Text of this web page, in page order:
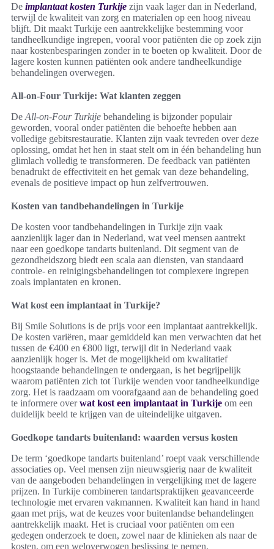
De implantaat kosten Turkije zijn vaak lager dan in Nederland,
terwijl de kwaliteit van zorg en materialen op een hoog niveau
blijft. Dit maakt Turkije een aantrekkelijke bestemming voor
tandheelkundige ingrepen, vooral voor patiënten die op zoek zijn
naar kostenbesparingen zonder in te boeten op kwaliteit. Door de
lagere kosten kunnen patiënten ook andere tandheelkundige
behandelingen overwegen.
All-on-Four Turkije: Wat klanten zeggen
De All-on-Four Turkije behandeling is bijzonder populair
geworden, vooral onder patiënten die behoefte hebben aan
volledige gebitsrestauratie. Klanten zijn vaak tevreden over deze
oplossing, omdat het hen in staat stelt om in één behandeling hun
glimlach volledig te transformeren. De feedback van patiënten
benadrukt de effectiviteit en het gemak van deze behandeling,
evenals de positieve impact op hun zelfvertrouwen.
Kosten van tandbehandelingen in Turkije
De kosten voor tandbehandelingen in Turkije zijn vaak
aanzienlijk lager dan in Nederland, wat veel mensen aantrekt
naar een goedkope tandarts buitenland. Dit segment van de
gezondheidszorg biedt een scala aan diensten, van standaard
controle- en reinigingsbehandelingen tot complexere ingrepen
zoals implantaten en kronen.
Wat kost een implantaat in Turkije?
Bij Smile Solutions is de prijs voor een implantaat aantrekkelijk.
De kosten variëren, maar gemiddeld kan men verwachten dat het
tussen de €400 en €800 ligt, terwijl dit in Nederland vaak
aanzienlijk hoger is. Met de mogelijkheid om kwalitatief
hoogstaande behandelingen te ondergaan, is het begrijpelijk
waarom patiënten zich tot Turkije wenden voor tandheelkundige
zorg. Het is raadzaam om voorafgaand aan de behandeling goed
te informere overwat kost een implantaat in Turkije om een
duidelijk beeld te krijgen van de uiteindelijke uitgaven.
Goedkope tandarts buitenland: waarden versus kosten
De term ‘goedkope tandarts buitenland’ roept vaak verschillende
associaties op. Veel mensen zijn nieuwsgierig naar de kwaliteit
van de aangeboden behandelingen in vergelijking met de lagere
prijzen. In Turkije combineren tandartspraktijken geavanceerde
technologie met ervaren vakmannen. Kwaliteit kan hand in hand
gaan met prijs, wat de keuzes voor buitenlandse behandelingen
aantrekkelijk maakt. Het is cruciaal voor patiënten om een
gedegen onderzoek te doen, zowel naar de klinieken als naar de
kosten, om een weloverwogen beslissing te nemen.